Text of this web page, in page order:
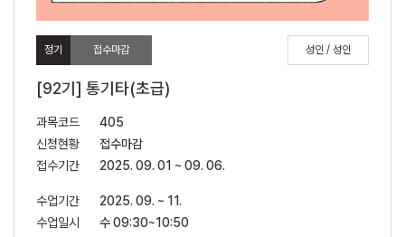
정기 접수마감 성인 / 성인
[92기] 통기타(초급)
과목코드
405
신청현황
접수마감
접수기간
2025. 09. 01 ~ 09. 06.
수업기간
2025. 09. ~ 11.
수업일시
수 09:30~10:50